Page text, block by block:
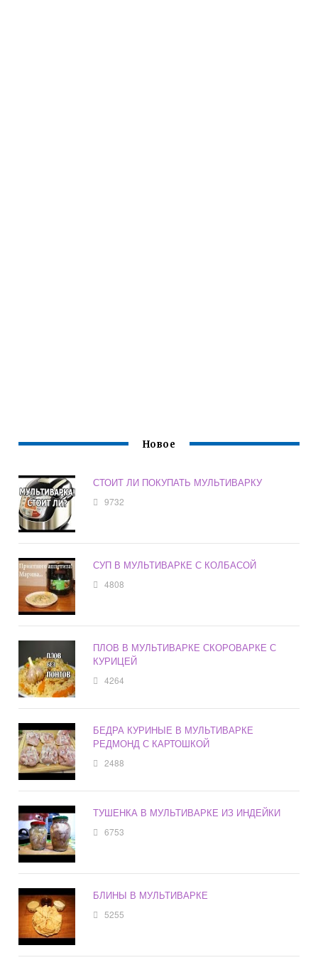
Новое
СТОИТ ЛИ ПОКУПАТЬ МУЛЬТИВАРКУ
9732
СУП В МУЛЬТИВАРКЕ С КОЛБАСОЙ
4808
ПЛОВ В МУЛЬТИВАРКЕ СКОРОВАРКЕ С
КУРИЦЕЙ
4264
БЕДРА КУРИНЫЕ В МУЛЬТИВАРКЕ
РЕДМОНД С КАРТОШКОЙ
2488
ТУШЕНКА В МУЛЬТИВАРКЕ ИЗ ИНДЕЙКИ
6753
БЛИНЫ В МУЛЬТИВАРКЕ
5255